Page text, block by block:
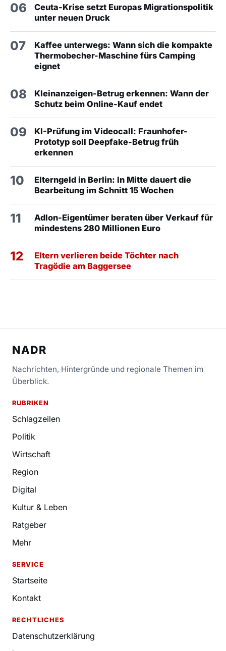
06
Ceuta-Krise setzt Europas Migrationspolitik
unter neuen Druck
07
Kaffee unterwegs: Wann sich die kompakte
Thermobecher-Maschine fürs Camping
eignet
08
Kleinanzeigen-Betrug erkennen: Wann der
Schutz beim Online-Kauf endet
09
KI-Prüfung im Videocall: Fraunhofer-
Prototyp soll Deepfake-Betrug früh
erkennen
10
Elterngeld in Berlin: In Mitte dauert die
Bearbeitung im Schnitt 15 Wochen
11
Adlon-Eigentümer beraten über Verkauf für
mindestens 280 Millionen Euro
12
Eltern verlieren beide Töchter nach
Tragödie am Baggersee
NADR
Nachrichten, Hintergründe und regionale Themen im
Überblick.
RUBRIKEN
Schlagzeilen
Politik
Wirtschaft
Region
Digital
Kultur & Leben
Ratgeber
Mehr
SERVICE
Startseite
Kontakt
RECHTLICHES
Datenschutzerklärung